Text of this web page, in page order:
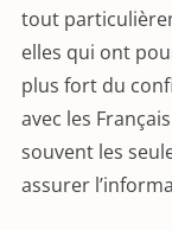
tout
elles qui ont
plus fort du
avec les
souvent les
assurer